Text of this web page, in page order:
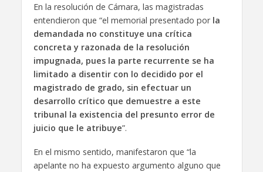
En la resolución de Cámara, las magistradas
entendieron que “el memorial presentado por la
demandada no constituye una crítica
concreta y razonada de la resolución
impugnada, pues la parte recurrente se ha
limitado a disentir con lo decidido por el
magistrado de grado, sin efectuar un
desarrollo crítico que demuestre a este
tribunal la existencia del presunto error de
juicio que le atribuye”.
En el mismo sentido, manifestaron que “la
apelante no ha expuesto argumento alguno que